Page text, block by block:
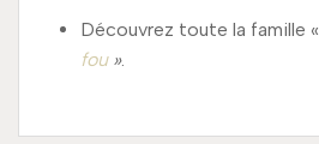
Découvrez toute la famille «
fou ».